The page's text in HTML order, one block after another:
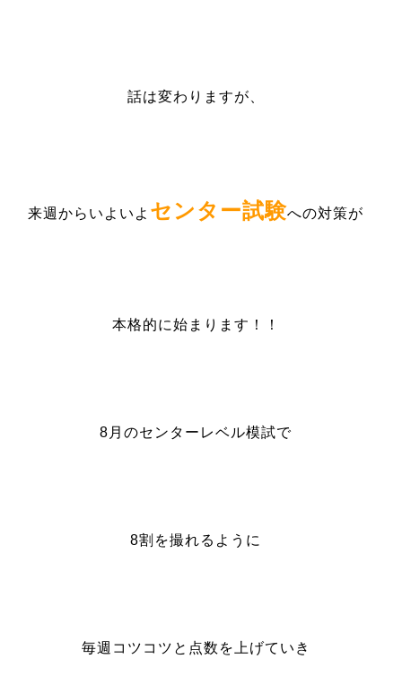
話は変わりますが、
来週からいよいよ センター試験への対策が
本格的に始まります！！
8月のセンターレベル模試で
8割を撮れるように
毎週コツコツと点数を上げていき